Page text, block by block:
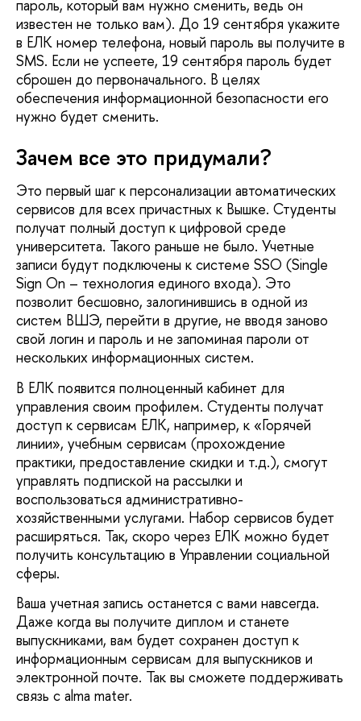
пароль, который вам нужно сменить, ведь он
известен не только вам). До 19 сентября укажите
в ЕЛК номер телефона, новый пароль вы получите в
SMS. Если не успеете, 19 сентября пароль будет
сброшен до первоначального. В целях
обеспечения информационной безопасности его
нужно будет сменить.
Зачем все это придумали?
Это первый шаг к персонализации автоматических
сервисов для всех причастных к Вышке. Студенты
получат полный доступ к цифровой среде
университета. Такого раньше не было. Учетные
записи будут подключены к системе SSO (Single
Sign On – технология единого входа). Это
позволит бесшовно, залогинившись в одной из
систем ВШЭ, перейти в другие, не вводя заново
свой логин и пароль и не запоминая пароли от
нескольких информационных систем.
В ЕЛК появится полноценный кабинет для
управления своим профилем. Студенты получат
доступ к сервисам ЕЛК, например, к «Горячей
линии», учебным сервисам (прохождение
практики, предоставление скидки и т.д.), смогут
управлять подпиской на рассылки и
воспользоваться административно-
хозяйственными услугами. Набор сервисов будет
расширяться. Так, скоро через ЕЛК можно будет
получить консультацию в Управлении социальной
сферы.
Ваша учетная запись останется с вами навсегда.
Даже когда вы получите диплом и станете
выпускниками, вам будет сохранен доступ к
информационным сервисам для выпускников и
электронной почте. Так вы сможете поддерживать
связь с alma mater.